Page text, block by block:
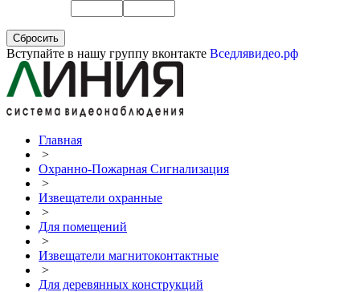
Вступайте в нашу группу вконтакте Вседлявидео.рф
Главная
>
Охранно-Пожарная Сигнализация
>
Извещатели охранные
>
Для помещений
>
Извещатели магнитоконтактные
>
Для деревянных конструкций